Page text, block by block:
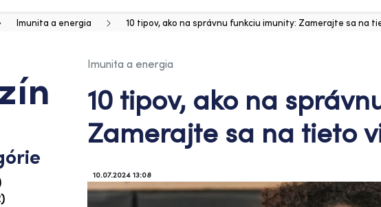
Imunita a energia 10 tipov, ako na správnu funkciu imunity: Zamerajte sa na
Imunita a energia
10 tipov, ako na
Zamerajte sa na tieto
10.07.2024 13:08